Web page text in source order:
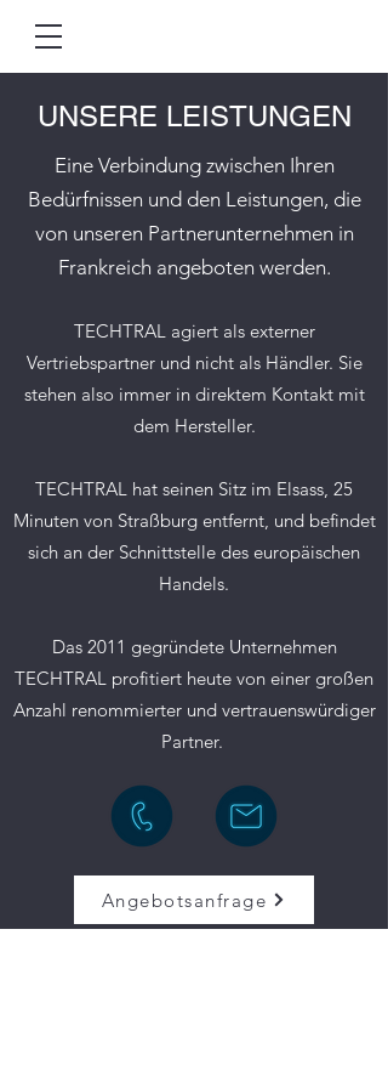
UNSERE LEISTUNGEN
Eine Verbindung zwischen Ihren
Bedürfnissen und den Leistungen, die
von unseren Partnerunternehmen in
Frankreich angeboten werden.
TECHTRAL agiert als externer
Vertriebspartner und nicht als Händler. Sie
stehen also immer in direktem Kontakt mit
dem Hersteller.
TECHTRAL hat seinen Sitz im Elsass, 25
Minuten von Straßburg entfernt, und befindet
sich an der Schnittstelle des europäischen
Handels.
Das 2011 gegründete Unternehmen
TECHTRAL profitiert heute von einer großen
Anzahl renommierter und vertrauenswürdiger
Partner.
Angebotsanfrage